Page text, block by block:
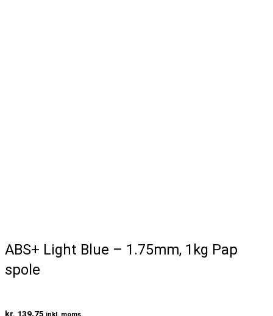
ABS+ Light Blue – 1.75mm, 1kg Pap
spole
kr. 139,75